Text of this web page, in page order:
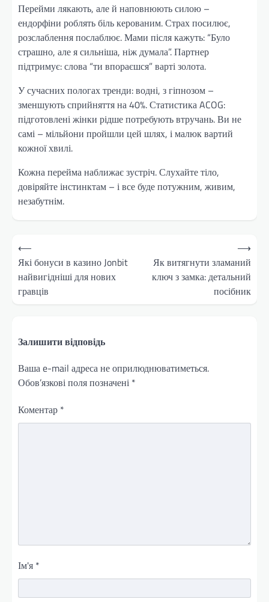
Перейми лякають, але й наповнюють силою –
ендорфіни роблять біль керованим. Страх посилює,
розслаблення послаблює. Мами після кажуть: “Було
страшно, але я сильніша, ніж думала”. Партнер
підтримує: слова “ти впораєшся” варті золота.
У сучасних пологах тренди: водні, з гіпнозом –
зменшують сприйняття на 40%. Статистика ACOG:
підготовлені жінки рідше потребують втручань. Ви не
самі – мільйони пройшли цей шлях, і малюк вартий
кожної хвилі.
Кожна перейма наближає зустріч. Слухайте тіло,
довіряйте інстинктам – і все буде потужним, живим,
незабутнім.
Навігація
записів
⟵
Які бонуси в казино Jonbit
найвигідніші для нових
гравців
Як витягнути зламаний
ключ з замка: детальний
посібник
⟶
Залишити відповідь
Ваша e-mail адреса не оприлюднюватиметься.
Обов’язкові поля позначені *
Коментар *
Ім'я *